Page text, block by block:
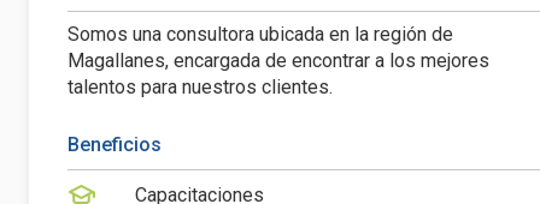
Somos una consultora ubicada en la región de
Magallanes, encargada de encontrar a los mejores
talentos para nuestros clientes.
Beneficios
Capacitaciones